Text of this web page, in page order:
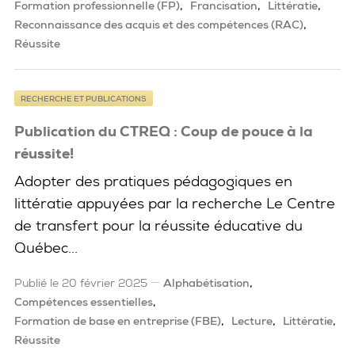
Formation professionnelle (FP)
Francisation
Littératie
Reconnaissance des acquis et des compétences (RAC)
Réussite
Publication du CTREQ : Coup de pouce à la
réussite!
RECHERCHE ET PUBLICATIONS
Adopter des pratiques pédagogiques en
littératie appuyées par la recherche Le Centre
de transfert pour la réussite éducative du
Québec...
Publié le 20 février 2025
Alphabétisation
Compétences essentielles
Formation de base en entreprise (FBE)
Lecture
Littératie
Réussite